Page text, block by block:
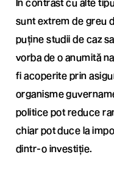
sunt extrem de greu
puține studii de caz
vorba de o anumită
fi acoperite prin
organisme
politice pot reduce
chiar pot duce la
dintr-o investiție.